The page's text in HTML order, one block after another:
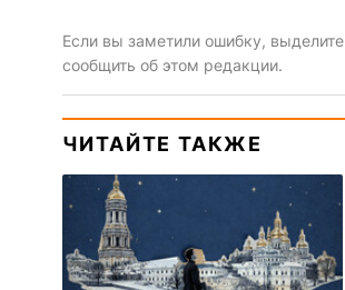
Если вы заметили ошибку,
сообщить об этом редакции.
ЧИТАЙТЕ ТАКЖЕ